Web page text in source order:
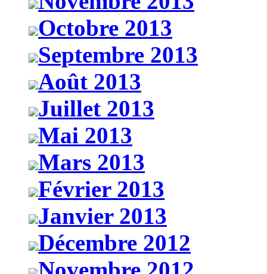
Octobre 2013
Septembre 2013
Août 2013
Juillet 2013
Mai 2013
Mars 2013
Février 2013
Janvier 2013
Décembre 2012